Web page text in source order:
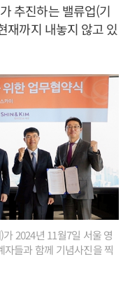
추진하는 밸류업(기
재까지 내놓지 않고 있
2024년 11월7일 서울 영
들과 함께 기념사진을 찍